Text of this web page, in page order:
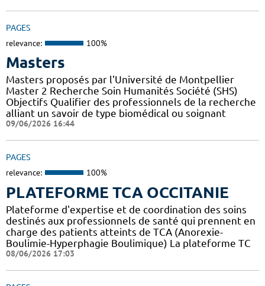
PAGES
relevance: 100%
Masters
Masters proposés par l'Université de Montpellier
Master 2 Recherche Soin Humanités Société (SHS)
Objectifs Qualifier des professionnels de la recherche
alliant un savoir de type biomédical ou soignant
09/06/2026 16:44
PAGES
relevance: 100%
PLATEFORME TCA OCCITANIE
Plateforme d'expertise et de coordination des soins
destinés aux professionnels de santé qui prennent en
charge des patients atteints de TCA (Anorexie-
Boulimie-Hyperphagie Boulimique) La plateforme TC
08/06/2026 17:03